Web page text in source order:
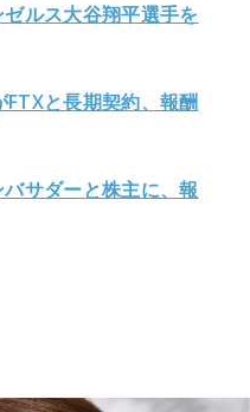
ルス大谷翔平選手を
と長期契約、報酬
サダーと株主に、報